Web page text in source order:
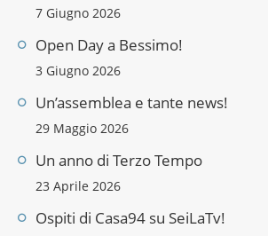
7 Giugno 2026
Open Day a Bessimo!
3 Giugno 2026
Un’assemblea e tante news!
29 Maggio 2026
Un anno di Terzo Tempo
23 Aprile 2026
Ospiti di Casa94 su SeiLaTv!